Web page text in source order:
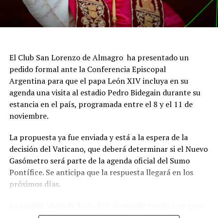
El Club San Lorenzo de Almagro ha presentado un
pedido formal ante la Conferencia Episcopal
Argentina para que el papa León XIV incluya en su
agenda una visita al estadio Pedro Bidegain durante su
estancia en el país, programada entre el 8 y el 11 de
noviembre.
La propuesta ya fue enviada y está a la espera de la
decisión del Vaticano, que deberá determinar si el Nuevo
Gasómetro será parte de la agenda oficial del Sumo
Pontífice. Se anticipa que la respuesta llegará en los
próximos días.